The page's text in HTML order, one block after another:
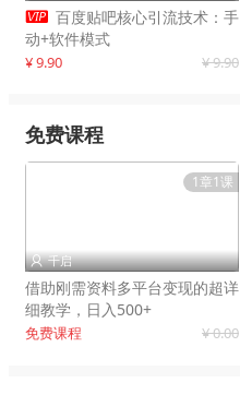
 百度贴吧核心引流技术：手
动+软件模式
¥ 9.90 ¥ 9.90
免费课程
1章1课
 千启
借助刚需资料多平台变现的超详
细教学，日入500+
免费课程 ¥ 0.00